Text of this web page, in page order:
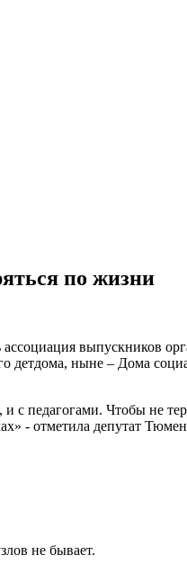
по жизни
выпускников
детдома, ныне – Дома
с педагогами. Чтобы не
- отметила депутат
не бывает.